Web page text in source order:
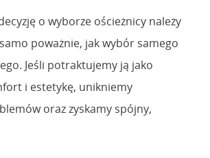
o wyborze ościeżnicy należy
poważnie, jak wybór samego
Jeśli potraktujemy ją jako
i estetykę, unikniemy
oraz zyskamy spójny,